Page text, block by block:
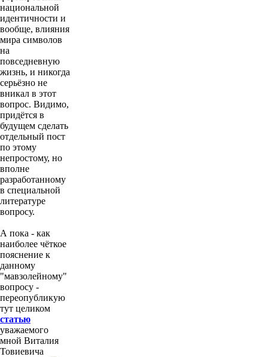
национальной
идентичности и
вообще, влияния
мира символов
на
повседневную
жизнь, и никогда
серьёзно не
вникал в этот
вопрос. Видимо,
придётся в
будущем сделать
отдельный пост
по этому
непростому, но
вполне
разработанному
в специальной
литературе
вопросу.
А пока - как
наиболее чёткое
пояснение к
данному
"мавзолейному"
вопросу -
переопубликую
тут целиком
статью
уважаемого
мной Виталия
Товиевича